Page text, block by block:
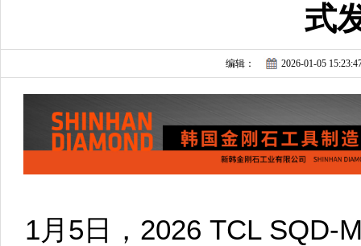
式
编辑： 2026-01-05
1月5日，2026 TCL SQD-